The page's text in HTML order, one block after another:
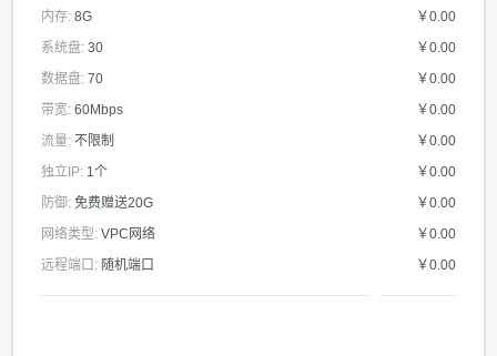
内存: 8G
￥0.00
系统盘: 30
￥0.00
数据盘: 70
￥0.00
带宽: 60Mbps
￥0.00
流量: 不限制
￥0.00
独立IP: 1个
￥0.00
防御: 免费赠送20G
￥0.00
网络类型: VPC网络
￥0.00
远程端口: 随机端口 ￥0.00